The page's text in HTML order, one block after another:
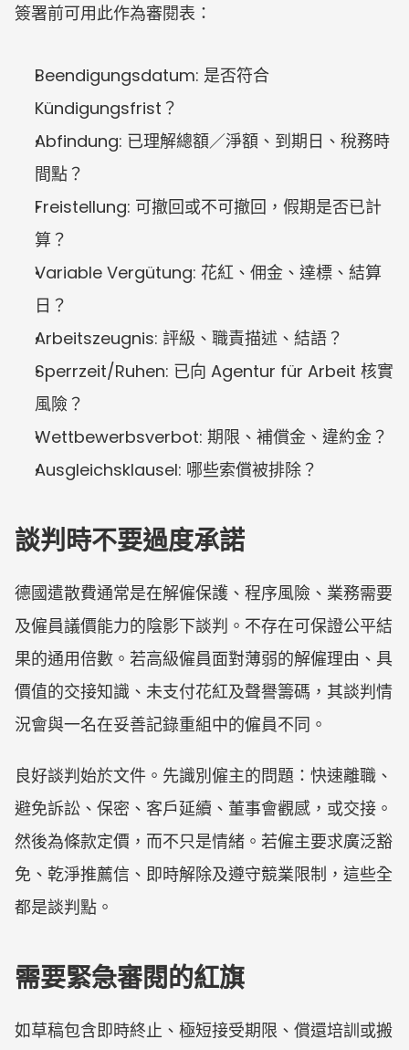
簽署前可用此作為審閱表：
Beendigungsdatum: 是否符合
Kündigungsfrist？
Abfindung: 已理解總額／淨額、到期日、稅務時
間點？
Freistellung: 可撤回或不可撤回，假期是否已計
算？
Variable Vergütung: 花紅、佣金、達標、結算
日？
Arbeitszeugnis: 評級、職責描述、結語？
Sperrzeit/Ruhen: 已向 Agentur für Arbeit 核實
風險？
Wettbewerbsverbot: 期限、補償金、違約金？
Ausgleichsklausel: 哪些索償被排除？
談判時不要過度承諾
德國遣散費通常是在解僱保護、程序風險、業務需要
及僱員議價能力的陰影下談判。不存在可保證公平結
果的通用倍數。若高級僱員面對薄弱的解僱理由、具
價值的交接知識、未支付花紅及聲譽籌碼，其談判情
況會與一名在妥善記錄重組中的僱員不同。
良好談判始於文件。先識別僱主的問題：快速離職、
避免訴訟、保密、客戶延續、董事會觀感，或交接。
然後為條款定價，而不只是情緒。若僱主要求廣泛豁
免、乾淨推薦信、即時解除及遵守競業限制，這些全
都是談判點。
需要緊急審閱的紅旗
如草稿包含即時終止、極短接受期限、償還培訓或搬